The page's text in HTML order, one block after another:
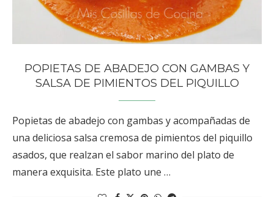
POPIETAS DE ABADEJO CON GAMBAS Y
SALSA DE PIMIENTOS DEL PIQUILLO
Popietas de abadejo con gambas y acompañadas de
una deliciosa salsa cremosa de pimientos del piquillo
asados, que realzan el sabor marino del plato de
manera exquisita. Este plato une …